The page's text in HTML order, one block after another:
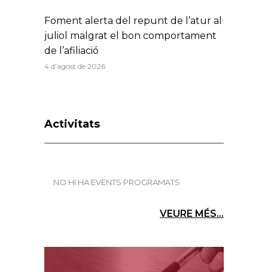
Foment alerta del repunt de l’atur al
juliol malgrat el bon comportament
de l’afiliació
4 d'agost de 2026
Activitats
NO HI HA EVENTS PROGRAMATS
VEURE MÉS...